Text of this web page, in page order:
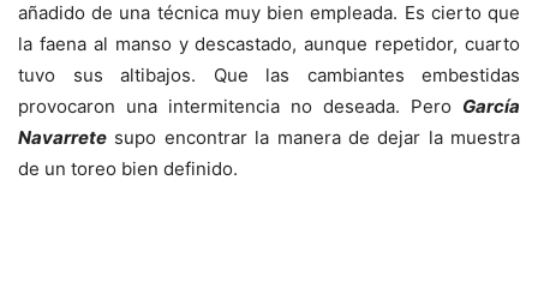
añadido de una técnica muy bien empleada. Es cierto que
la faena al manso y descastado, aunque repetidor, cuarto
tuvo sus altibajos. Que las cambiantes embestidas
provocaron una intermitencia no deseada. Pero García
Navarrete supo encontrar la manera de dejar la muestra
de un toreo bien definido.